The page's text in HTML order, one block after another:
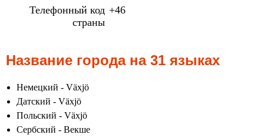
Телефонный код
страны
+46
Название города на 31 языках
Немецкий - Växjö
Датский - Växjö
Польский - Växjö
Сербский - Векше